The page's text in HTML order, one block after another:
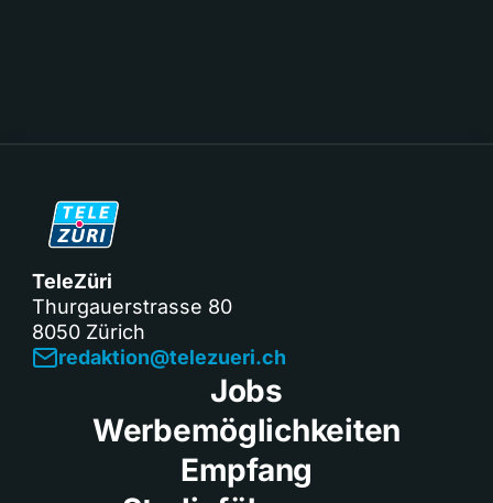
TeleZüri
Thurgauerstrasse 80
8050 Zürich
redaktion@telezueri.ch
Jobs
Werbemöglichkeiten
Empfang